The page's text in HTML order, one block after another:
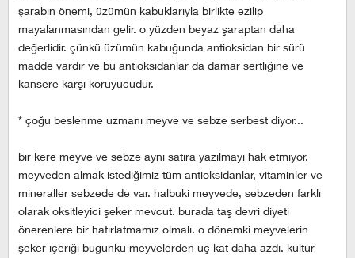
şarabın önemi, üzümün kabuklarıyla birlikte ezilip
mayalanmasından gelir. o yüzden beyaz şaraptan daha
değerlidir. çünkü üzümün kabuğunda antioksidan bir sürü
madde vardır ve bu antioksidanlar da damar sertliğine ve
kansere karşı koruyucudur.
* çoğu beslenme uzmanı meyve ve sebze serbest diyor...
bir kere meyve ve sebze aynı satıra yazılmayı hak etmiyor.
meyveden almak istediğimiz tüm antioksidanlar, vitaminler ve
mineraller sebzede de var. halbuki meyvede, sebzeden farklı
olarak oksitleyici şeker mevcut. burada taş devri diyeti
önerenlere bir hatırlatmamız olmalı. o dönemki meyvelerin
şeker içeriği bugünkü meyvelerden üç kat daha azdı. kültür